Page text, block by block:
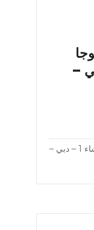
–
غرفة رقم 512 بناية ندى – البرشاء 1 – دبي –